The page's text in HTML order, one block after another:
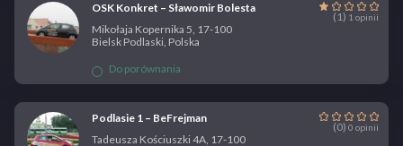
OSK Konkret – Sławomir Bolesta
(1) 1 opinii
Mikołaja Kopernika 5, 17-100
Bielsk Podlaski, Polska
Do porównania
Podlasie 1 – BeFrejman
(0) 0 opinii
Tadeusza Kościuszki 4A, 17-100